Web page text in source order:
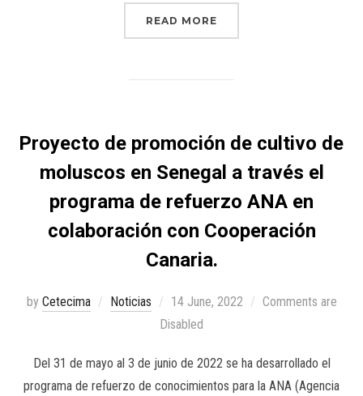
READ MORE
Proyecto de promoción de cultivo de
moluscos en Senegal a través el
programa de refuerzo ANA en
colaboración con Cooperación
Canaria.
by Cetecima Noticias 14 June, 2022
Comments are
Disabled
Del 31 de mayo al 3 de junio de 2022 se ha desarrollado el
programa de refuerzo de conocimientos para la ANA (Agencia